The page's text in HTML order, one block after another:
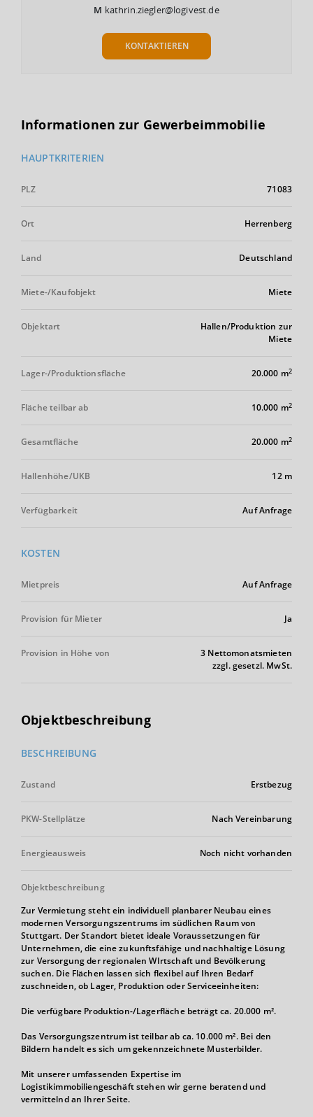
M kathrin.ziegler@logivest.de
KONTAKTIEREN
Informationen zur Gewerbeimmobilie
HAUPTKRITERIEN
PLZ 71083
Ort Herrenberg
Land Deutschland
Miete-/Kaufobjekt Miete
Objektart
Hallen/Produktion zur
Miete
Lager-/Produktionsfläche 20.000 m2
Fläche teilbar ab 10.000 m2
Gesamtfläche 20.000 m2
Hallenhöhe/UKB 12 m
Verfügbarkeit Auf Anfrage
KOSTEN
Mietpreis Auf Anfrage
Provision für Mieter Ja
Provision in Höhe von
3 Nettomonatsmieten
zzgl. gesetzl. MwSt.
Objektbeschreibung
BESCHREIBUNG
Zustand Erstbezug
PKW-Stellplätze Nach Vereinbarung
Energieausweis Noch nicht vorhanden
Objektbeschreibung
Zur Vermietung steht ein individuell planbarer Neubau eines
modernen Versorgungszentrums im südlichen Raum von
Stuttgart. Der Standort bietet ideale Voraussetzungen für
Unternehmen, die eine zukunftsfähige und nachhaltige Lösung
zur Versorgung der regionalen WIrtschaft und Bevölkerung
suchen. Die Flächen lassen sich flexibel auf Ihren Bedarf
zuschneiden, ob Lager, Produktion oder Serviceeinheiten:
Die verfügbare Produktion-/Lagerfläche beträgt ca. 20.000 m².
Das Versorgungszentrum ist teilbar ab ca. 10.000 m². Bei den
Bildern handelt es sich um gekennzeichnete Musterbilder.
Mit unserer umfassenden Expertise im
Logistikimmobiliengeschäft stehen wir gerne beratend und
vermittelnd an Ihrer Seite.